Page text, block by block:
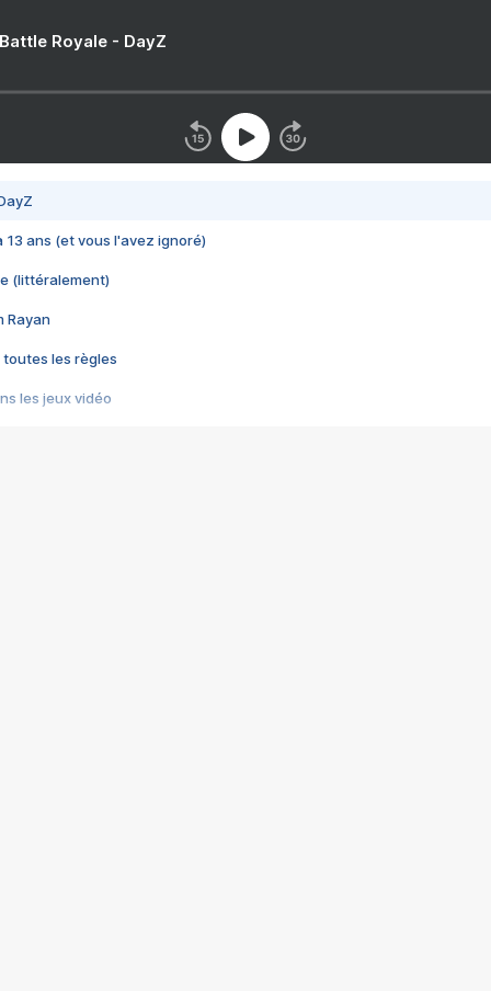
Royale - DayZ
13 ans (et vous l'avez ignoré)
(littéralement)
Rayan
toutes les règles
les jeux vidéo